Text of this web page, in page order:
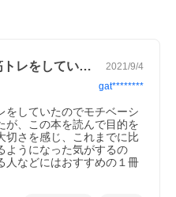
これまでは、ただジムで筋トレをしていた… 2021/9/4
gat********
をしていたのでモチベーシ
が、この本を読んで目的を
切さを感じ、これまでに比
ようになった気がするの
人などにはおすすめの１冊